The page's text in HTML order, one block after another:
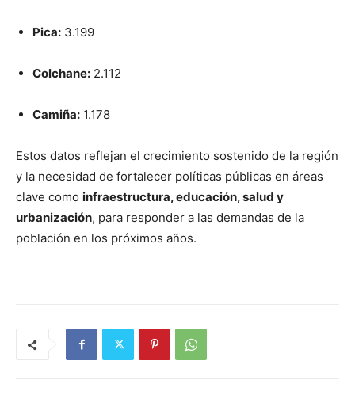
Pica: 3.199
Colchane: 2.112
Camiña: 1.178
Estos datos reflejan el crecimiento sostenido de la región
y la necesidad de fortalecer políticas públicas en áreas
clave como infraestructura, educación, salud y
urbanización, para responder a las demandas de la
población en los próximos años.